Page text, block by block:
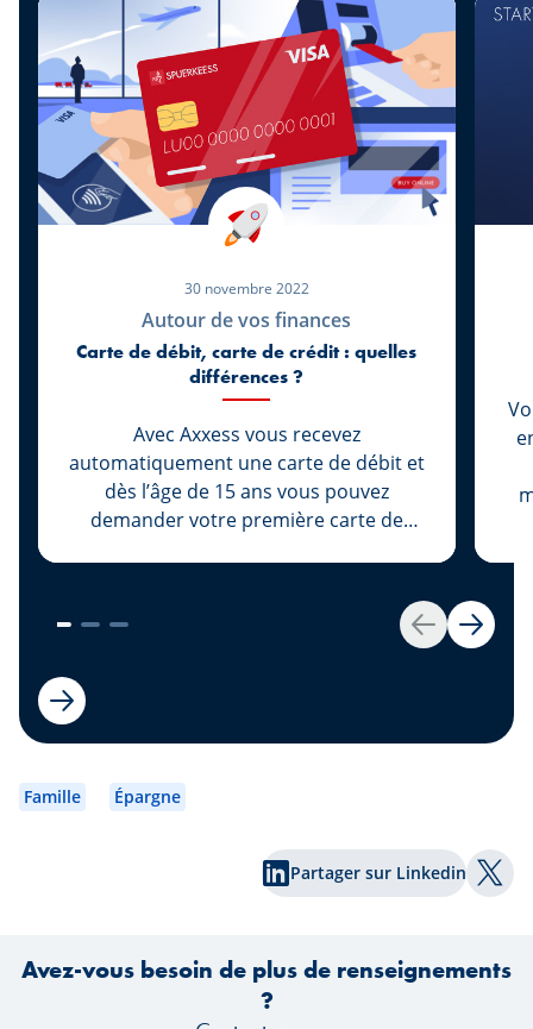
Retour
30 novembre 2022
Autour de vos finances
Carte de débit, carte de crédit : quelles
différences ?
Avec Axxess vous recevez
automatiquement une carte de débit et
dès l’âge de 15 ans vous pouvez
demander votre première carte de
crédit ? Connaissez-vous la différence ?
Famille Épargne
Partager sur Linkedin
Avez-vous besoin de plus de renseignements
?